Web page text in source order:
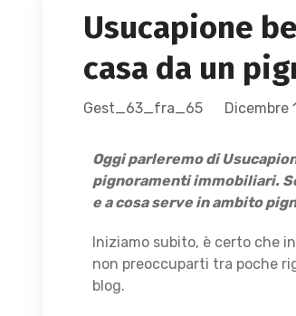
Usucapione
casa da un
Gest_63_fra_65 Dicembre
Oggi parleremo di
pignoramenti immobiliari.
e a cosa serve in ambito
Iniziamo subito, è certo che
non preoccuparti tra poche
blog.